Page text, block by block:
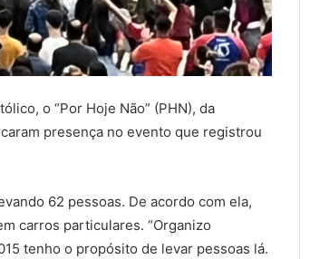
o “Por Hoje Não” (PHN), da
presença no evento que registrou
62 pessoas. De acordo com ela,
carros particulares. “Organizo
tenho o propósito de levar pessoas lá.